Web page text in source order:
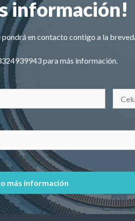
información!
pondrá en contacto contigo a la
para más información.